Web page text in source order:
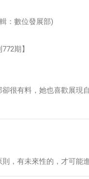
：數位發展部)
期】
很有料，她也喜歡展現
，有未來性的，才可能進